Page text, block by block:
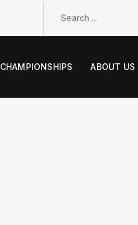
CHAMPIONSHIPS ABOUT US